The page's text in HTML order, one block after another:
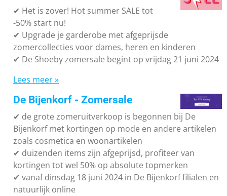
✔ Het is zover! Hot summer SALE tot
-50% start nu!
✔ Upgrade je garderobe met afgeprijsde
zomercollecties voor dames, heren en kinderen
✔ De Shoeby zomersale begint op vrijdag 21 juni 2024
Lees meer »
De Bijenkorf - Zomersale
✔ de grote zomeruitverkoop is begonnen bij De
Bijenkorf met kortingen op mode en andere artikelen
zoals cosmetica en woonartikelen
✔ duizenden items zijn afgeprijsd, profiteer van
kortingen tot wel 50% op absolute topmerken
✔ vanaf dinsdag 18 juni 2024 in De Bijenkorf filialen en
natuurlijk online